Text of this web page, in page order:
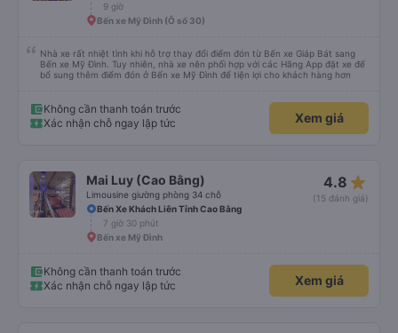
9 giờ
Bến xe Mỹ Đình (Ô số 30)
Nhà xe rất nhiệt tình khi hỗ trợ thay đổi điểm đón từ Bến xe Giáp Bát sang
Bến xe Mỹ Đình. Tuy nhiên, nhà xe nên phối hợp với các Hãng App đặt xe để
bổ sung thêm điểm đón ở Bến xe Mỹ Đình để tiện lợi cho khách hàng hơn
Không cần thanh toán trước
Xác nhận chỗ ngay lập tức
Xem giá
Mai Luy (Cao Bằng)
Limousine giường phòng 34 chỗ
4.8 star_rate
(15 đánh giá)
Bến Xe Khách Liên Tỉnh Cao Bằng
7 giờ 30 phút
Bến xe Mỹ Đình
Không cần thanh toán trước
Xác nhận chỗ ngay lập tức
Xem giá